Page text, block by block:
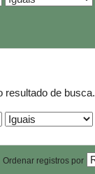
resultado de busca.
Ordenar registros por